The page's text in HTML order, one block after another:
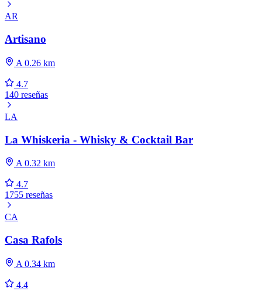
AR
Artisano
A 0.26 km
4.7
140 reseñas
LA
La Whiskeria - Whisky & Cocktail Bar
A 0.32 km
4.7
1755 reseñas
CA
Casa Rafols
A 0.34 km
4.4